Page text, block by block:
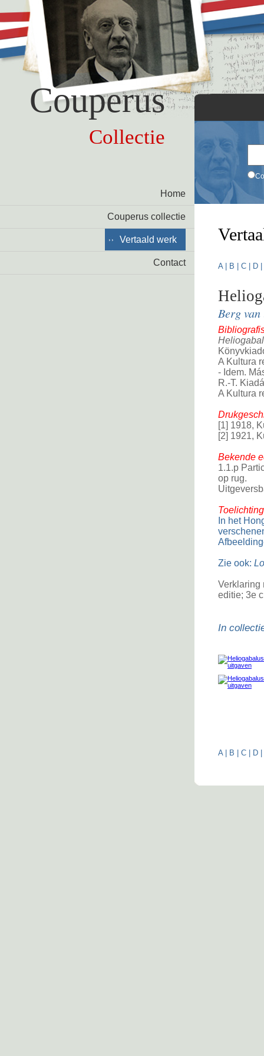
Couperus
Collectie
Home
Couperus collectie
Vertaald werk
Contact A| B C D
Berg
A Kultura
- Idem.
R.-T.
A Kultura
[1] 1918,
[2] 1921,
Bekende
1.1.p
op rug.
Toelichting
In het
Zie ook:
Verklaring
editie; 3e
In
A| B C D